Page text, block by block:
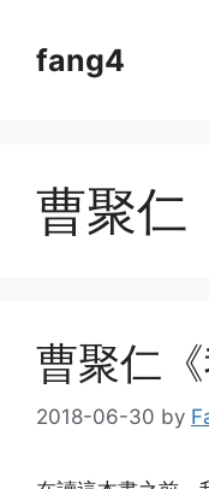
contentfang4
曹聚仁
曹聚仁《
2018-06-30 by